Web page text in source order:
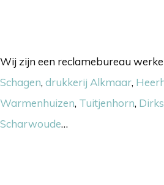
Wij zijn een reclamebureau
Schagen, drukkerij Alkmaar,
Warmenhuizen, Tuitjenhorn,
Scharwoude…